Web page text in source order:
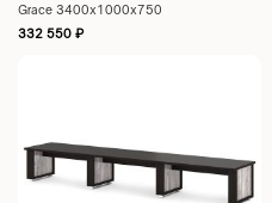
Grace 3400х1000х750
332 550 ₽